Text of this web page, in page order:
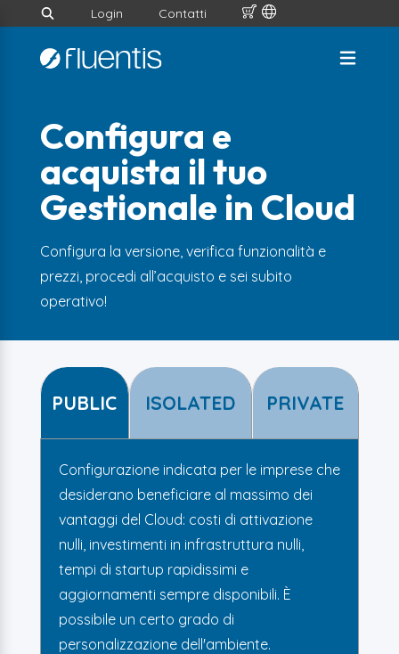
Login Contatti
Configura e
acquista il tuo
Gestionale in Cloud
Configura la versione, verifica funzionalità e
prezzi, procedi all’acquisto e sei subito
operativo!
PUBLIC ISOLATED PRIVATE
Configurazione indicata per le imprese che
desiderano beneficiare al massimo dei
vantaggi del Cloud: costi di attivazione
nulli, investimenti in infrastruttura nulli,
tempi di startup rapidissimi e
aggiornamenti sempre disponibili. È
possibile un certo grado di
personalizzazione dell'ambiente.